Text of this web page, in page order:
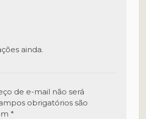
ainda.
de e-mail não será
obrigatórios são
*